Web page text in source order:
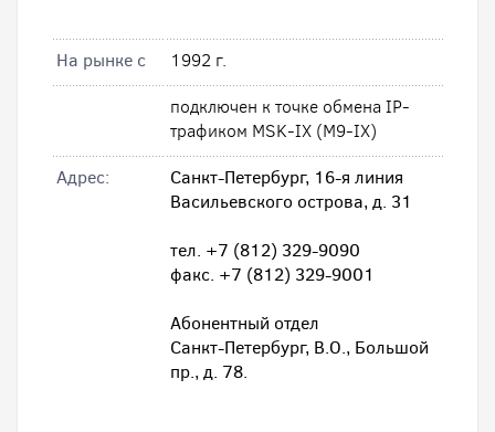
На рынке с
1992 г.
подключен к точке обмена IP-
трафиком MSK-IX (M9-IX)
Адрес:
Санкт-Петербург, 16-я линия
Васильевского острова, д. 31
тел. +7 (812) 329-9090
факс. +7 (812) 329-9001
Абонентный отдел
Санкт-Петербург, В.О., Большой
пр., д. 78.